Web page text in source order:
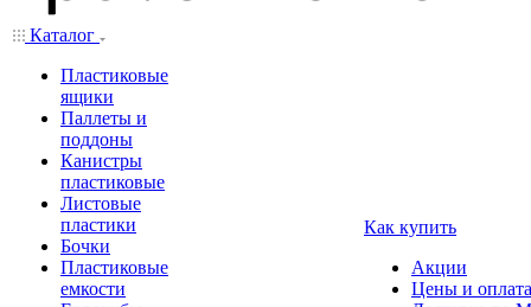
Каталог
Пластиковые
ящики
Паллеты и
поддоны
Канистры
пластиковые
Листовые
пластики
Бочки
Пластиковые
емкости
Как купить
Акции
Цены и оплата